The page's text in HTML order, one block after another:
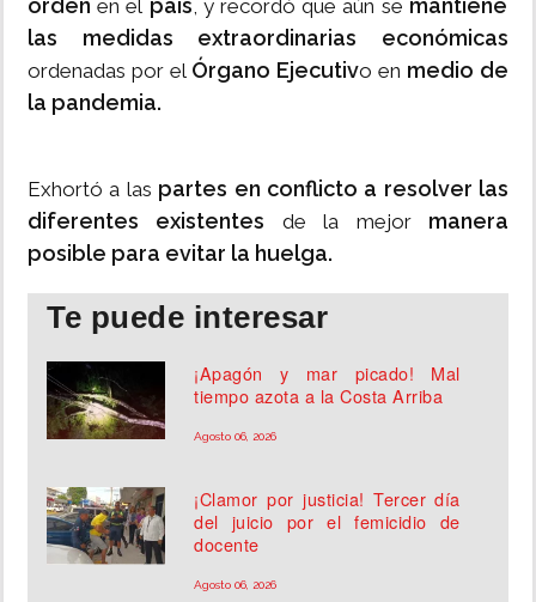
orden en el país, y recordó que aún se mantiene
las medidas extraordinarias económicas
ordenadas por el Órgano Ejecutivo en medio de
la pandemia.
Exhortó a las partes en conflicto a resolver las
diferentes existentes de la mejor manera
posible para evitar la huelga.
Te puede interesar
¡Apagón y mar picado! Mal
tiempo azota a la Costa Arriba
Agosto 06, 2026
¡Clamor por justicia! Tercer día
del juicio por el femicidio de
docente
Agosto 06, 2026